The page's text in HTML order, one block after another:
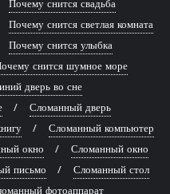
Почему снится свадьба
Почему снится светлая комната
Почему снится улыбка
снится шумное море
дверь во сне
Сломанный дверь
Сломанный компьютер
окно
Сломанный окно
письмо
Сломанный стол
фотоаппарат